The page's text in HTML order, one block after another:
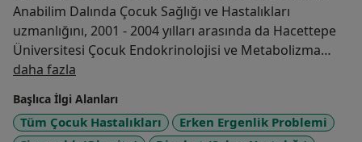
Anabilim Dalında Çocuk Sağlığı ve Hastalıkları
uzmanlığını, 2001 - 2004 yılları arasında da Hacettepe
Üniversitesi Çocuk Endokrinolojisi ve Metabolizma
Bilim Dalında yan dal uzmanlığını tamamlayan Nesibe
Andıran kendi özel muayenehanesinde hastalarına
hizmet vermektedir.
daha fazla
Başlıca İlgi Alanları
Tüm Çocuk Hastalıkları
Erken Ergenlik Problemi